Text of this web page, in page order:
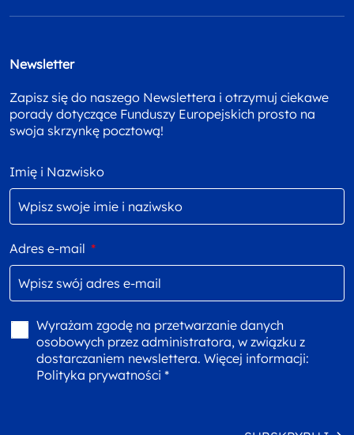
Newsletter
Zapisz się do naszego Newslettera i otrzymuj ciekawe
porady dotyczące Funduszy Europejskich prosto na
swoja skrzynkę pocztową!
Imię i Nazwisko
Adres e-mail *
Wyrażam zgodę na przetwarzanie danych
osobowych przez administratora, w związku z
dostarczaniem newslettera. Więcej informacji:
Polityka prywatności *